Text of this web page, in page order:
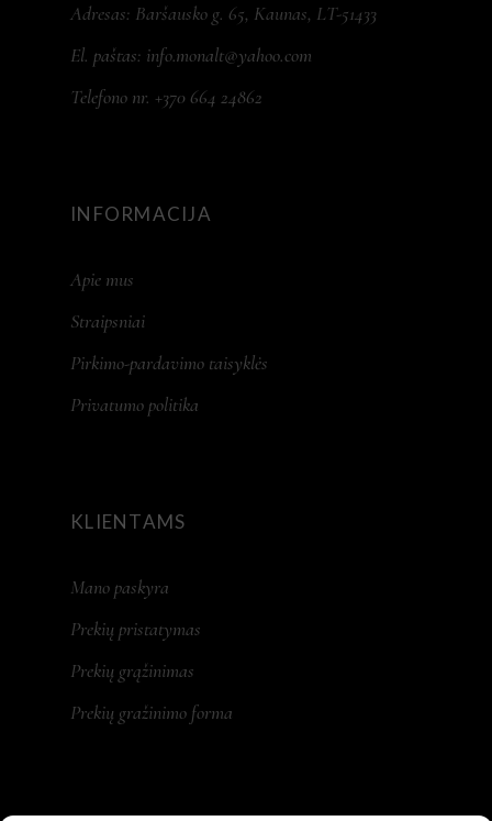
Adresas: Baršausko g. 65, Kaunas, LT-51433
El. paštas: info.monalt@yahoo.com
Telefono nr. +370 664 24862
INFORMACIJA
Apie mus
Straipsniai
Pirkimo-pardavimo taisyklės
Privatumo politika
KLIENTAMS
Mano paskyra
Prekių pristatymas
Prekių grąžinimas
Prekių gražinimo forma